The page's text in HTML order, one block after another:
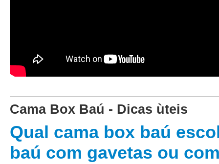
Cama Box Baú - Dicas ùteis
Qual cama box baú
baú com gavetas ou